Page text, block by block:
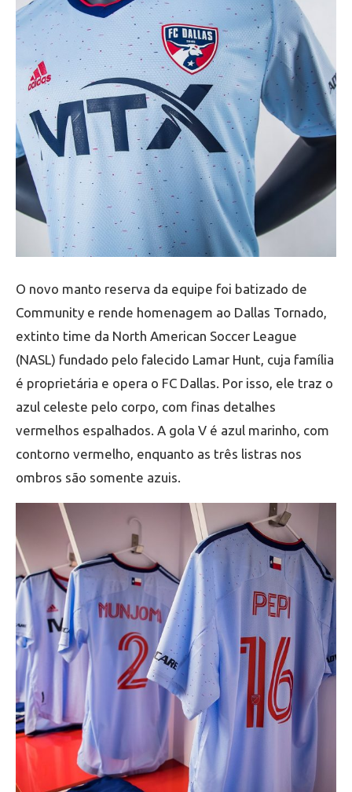
O novo manto reserva da equipe foi batizado de
Community e rende homenagem ao Dallas Tornado,
extinto time da North American Soccer League
(NASL) fundado pelo falecido Lamar Hunt, cuja família
é proprietária e opera o FC Dallas. Por isso, ele traz o
azul celeste pelo corpo, com finas detalhes
vermelhos espalhados. A gola V é azul marinho, com
contorno vermelho, enquanto as três listras nos
ombros são somente azuis.